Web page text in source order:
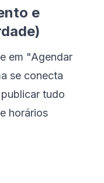
e
em "Agendar
se conecta
tudo
horários